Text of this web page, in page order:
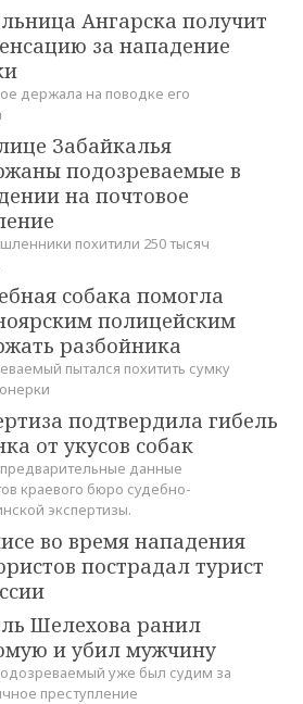
Ангарска получит
за нападение
держала на поводке его
Забайкалья
подозреваемые в
на почтовое
похитили 250 тысяч
собака помогла
полицейским
разбойника
пытался похитить сумку
подтвердила гибель
от укусов собак
данные
краевого бюро судебно-
экспертизы.
во время нападения
пострадал турист
Шелехова ранил
и убил мужчину
уже был судим за
преступление